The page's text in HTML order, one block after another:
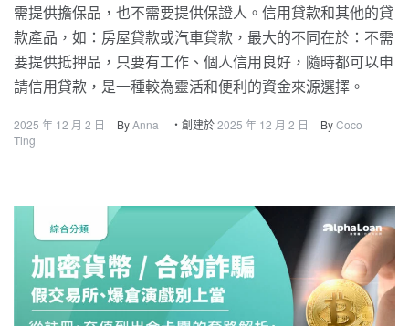
需提供擔保品，也不需要提供保證人。信用貸款和其他的貸
款產品，如：房屋貸款或汽車貸款，最大的不同在於：不需
要提供抵押品，只要有工作、個人信用良好，隨時都可以申
請信用貸款，是一種較為靈活和便利的資金來源選擇。
2025 年 12 月 2 日 ByAnna ・創建於2025 年 12 月 2 日 ByCoco
Ting